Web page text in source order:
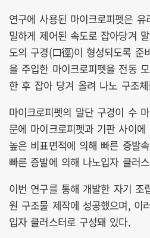
연구에 사용된 마이크로피펫은
밀하게 제어된 속도로 잡아당겨
도의 구경(口徑)이 형성되도록 준
을 주입한 마이크로피펫을 전동
한 후 잡아 당겨 올려 나노 구조
마이크로피펫의 말단 구경이 수
문에 마이크로피펫과 기판 사이
높은 비표면적에 의해 빠른 증발
빠른 증발에 의해 나노입자 클러
이번 연구를 통해 개발한 자기 조
원 구조물 제작에 성공했으며, 이
입자 클러스터로 구성돼 있다.